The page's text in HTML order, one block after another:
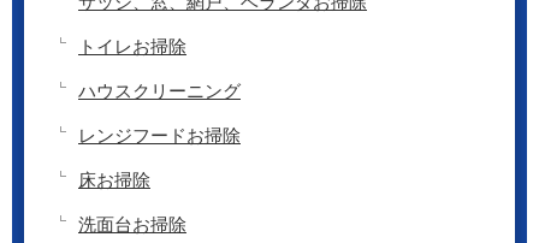
トイレお掃除
ハウスクリーニング
レンジフードお掃除
床お掃除
洗面台お掃除